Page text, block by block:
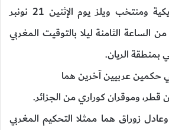
الولايات المتحدة الأمريكية ومنتخب ويلز يوم الإثنين 21 نونبر
الساعة الثامنة ليلا بالتوقيت المغربي
الريان.
حكمين عربيين آخرين هما
قطر، وموقران كوراري من الجزائر.
زوراق هما ممثلا التحكيم المغربي